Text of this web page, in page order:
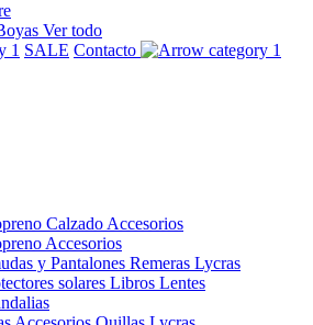
Ver todo
SALE Contacto
Calzado Accesorios
Accesorios
y Pantalones Remeras Lycras
solares Libros Lentes